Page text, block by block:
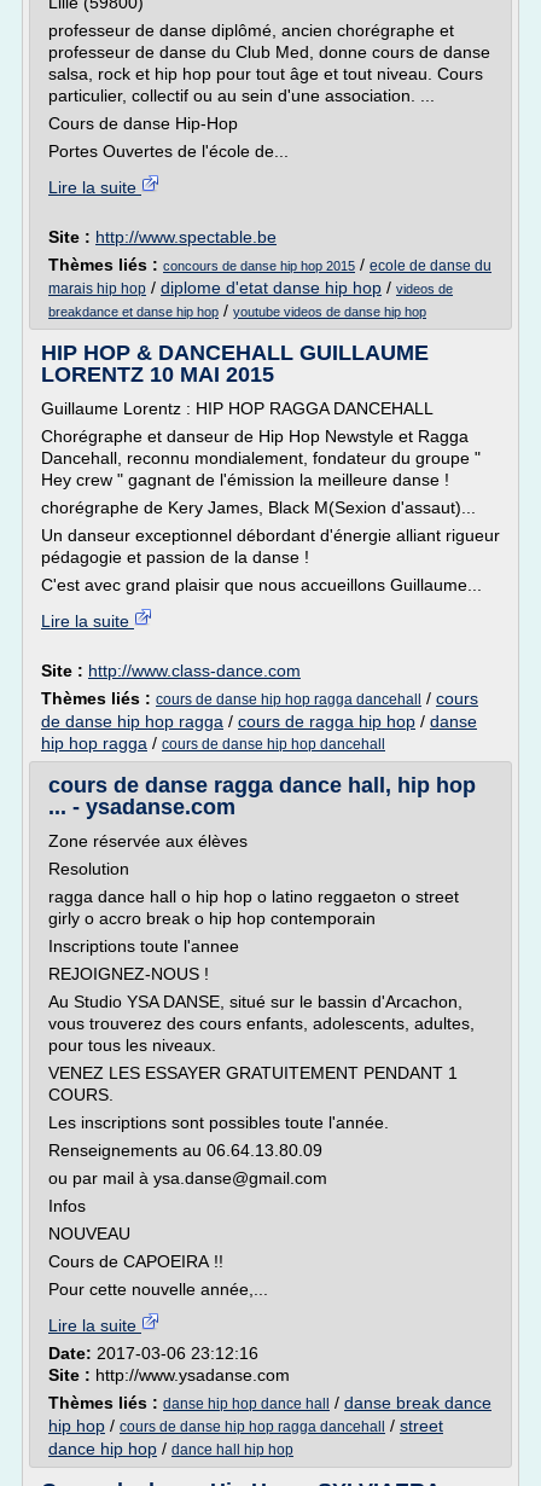
professeur de danse diplômé, ancien chorégraphe et
professeur de danse du Club Med, donne cours de danse
salsa, rock et hip hop pour tout âge et tout niveau. Cours
particulier, collectif ou au sein d'une association. ...
Cours de danse Hip-Hop
Portes Ouvertes de l'école de...
Lire la suite
Site : http://www.spectable.be
Thèmes liés : concours de danse hip hop 2015 / ecole de danse du
marais hip hop / diplome d'etat danse hip hop / videos de
breakdance et danse hip hop / youtube videos de danse hip hop
HIP HOP & DANCEHALL GUILLAUME
LORENTZ 10 MAI 2015
Guillaume Lorentz : HIP HOP RAGGA DANCEHALL
Chorégraphe et danseur de Hip Hop Newstyle et Ragga
Dancehall, reconnu mondialement, fondateur du groupe "
Hey crew " gagnant de l'émission la meilleure danse !
chorégraphe de Kery James, Black M(Sexion d'assaut)...
Un danseur exceptionnel débordant d'énergie alliant rigueur
pédagogie et passion de la danse !
C'est avec grand plaisir que nous accueillons Guillaume...
Lire la suite
Site : http://www.class-dance.com
Thèmes liés : cours de danse hip hop ragga dancehall / cours
de danse hip hop ragga / cours de ragga hip hop / danse
hip hop ragga / cours de danse hip hop dancehall
cours de danse ragga dance hall, hip hop
... - ysadanse.com
Zone réservée aux élèves
Resolution
ragga dance hall o hip hop o latino reggaeton o street
girly o accro break o hip hop contemporain
Inscriptions toute l'annee
REJOIGNEZ-NOUS !
Au Studio YSA DANSE, situé sur le bassin d'Arcachon,
vous trouverez des cours enfants, adolescents, adultes,
pour tous les niveaux.
VENEZ LES ESSAYER GRATUITEMENT PENDANT 1
COURS.
Les inscriptions sont possibles toute l'année.
Renseignements au 06.64.13.80.09
ou par mail à ysa.danse@gmail.com
Infos
NOUVEAU
Cours de CAPOEIRA !!
Pour cette nouvelle année,...
Lire la suite
Date: 2017-03-06 23:12:16
Site : http://www.ysadanse.com
Thèmes liés : danse hip hop dance hall / danse break dance
hip hop / cours de danse hip hop ragga dancehall / street
dance hip hop / dance hall hip hop